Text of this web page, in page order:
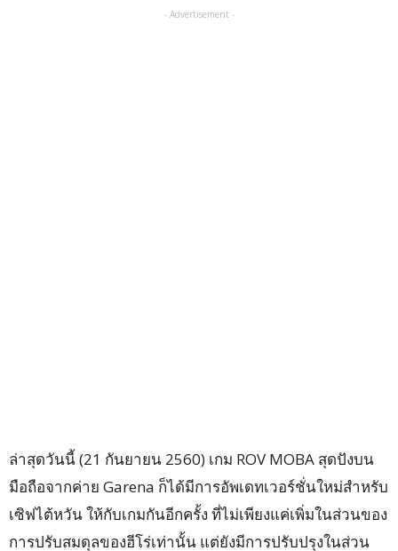
- Advertisement -
ล่าสุดวันนี้ (21 กันยายน 2560) เกม ROV MOBA สุดปังบน
มือถือจากค่าย Garena ก็ได้มีการอัพเดทเวอร์ชั่นใหม่สำหรับ
เซิฟไต้หวัน ให้กับเกมกันอีกครั้ง ที่ไม่เพียงแค่เพิ่มในส่วนของ
การปรับสมดุลของฮีโร่เท่านั้น แต่ยังมีการปรับปรุงในส่วน